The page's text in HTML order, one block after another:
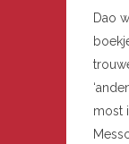
Dao
most